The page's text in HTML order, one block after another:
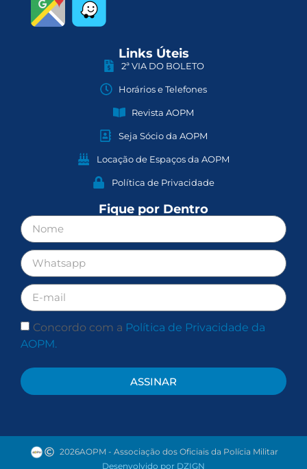
Links Úteis
2ª VIA DO BOLETO
Horários e Telefones
Revista AOPM
Seja Sócio da AOPM
Locação de Espaços da AOPM
Política de Privacidade
Fique por Dentro
Concordo com a Política de Privacidade da
AOPM.
ASSINAR
2026AOPM - Associação dos Oficiais da Polícia Militar
Desenvolvido por DZIGN